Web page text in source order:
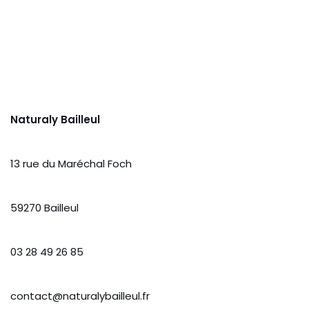
Naturaly Bailleul
13 rue du Maréchal Foch
59270 Bailleul
03 28 49 26 85
contact@naturalybailleul.fr